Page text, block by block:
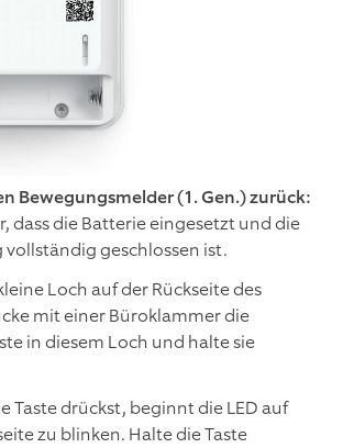
Bewegungsmelder (1. Gen.) zurück:
dass die Batterie eingesetzt und die
vollständig geschlossen ist.
Loch auf der Rückseite des
mit einer Büroklammer die
in diesem Loch und halte sie
Taste drückst, beginnt die LED auf
zu blinken. Halte die Taste